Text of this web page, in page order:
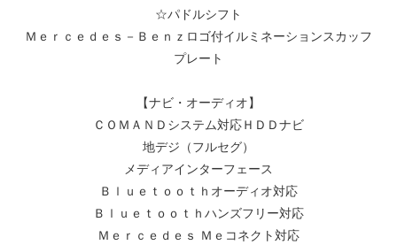
☆パドルシフト
Ｍｅｒｃｅｄｅｓ－Ｂｅｎｚロゴ付イルミネーションスカッフ
プレート
【ナビ・オーディオ】
ＣＯＭＡＮＤシステム対応ＨＤＤナビ
地デジ（フルセグ）
メディアインターフェース
Ｂｌｕｅｔｏｏｔｈオーディオ対応
Ｂｌｕｅｔｏｏｔｈハンズフリー対応
Ｍｅｒｃｅｄｅｓ Ｍｅコネクト対応